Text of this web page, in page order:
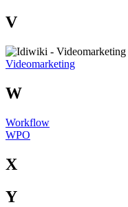
V
Videomarketing
W
Workflow
WPO
X
Y